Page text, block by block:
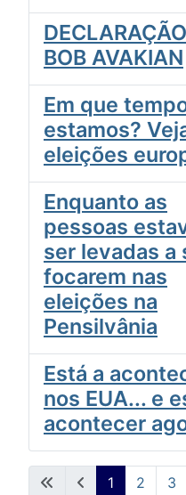
BOB AVAKIAN
Em que
estamos?
eleições
Enquanto as
pessoas
ser levadas a
focarem nas
eleições na
Pensilvânia
Está a
nos EUA... e
acontecer
1 2 3